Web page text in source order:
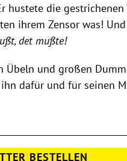
hustete die
ihrem Zensor was!
det mußte!
Übeln und großen
dafür und für seinen
BESTELLEN